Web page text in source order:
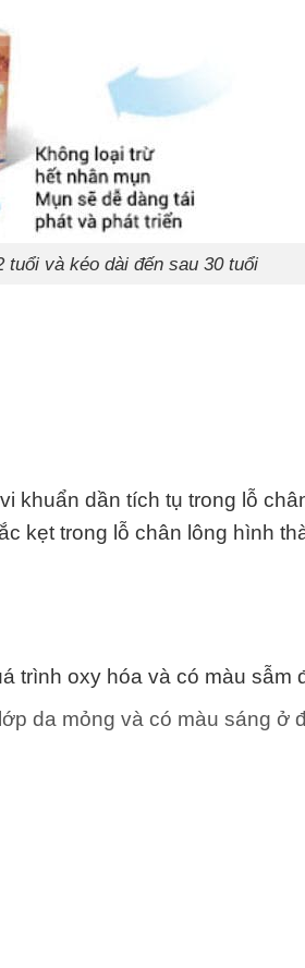
và kéo dài đến sau 30 tuổi
khuẩn dần tích tụ trong lỗ
kẹt trong lỗ chân lông hình
trình oxy hóa và có màu sẫm
da mỏng và có màu sáng ở